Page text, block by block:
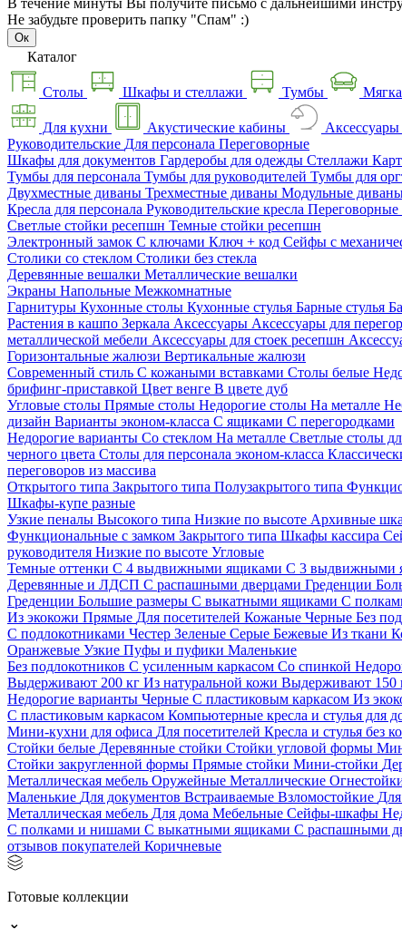
В течение минуты Вы получите письмо с дальнейшими
Не забудьте проверить папку "Спам" :)
Ок
Каталог
Столы Шкафы и стеллажи Тумбы
Для кухни Акустические кабины Аксессуары
Руководительские Для персонала Переговорные
Шкафы для документов Гардеробы для одежды Стеллажи
Тумбы для персонала Тумбы для руководителей Тумбы для
Двухместные диваны Трехместные диваны Модульные
Кресла для персонала Руководительские кресла Переговорные
Светлые стойки ресепшн Темные стойки ресепшн
Электронный замок С ключами Ключ + код Сейфы с
Столики со стеклом Столики без стекла
Деревянные вешалки Металлические вешалки
Экраны Напольные Межкомнатные
Гарнитуры Кухонные столы Кухонные стулья Барные стулья
Растения в кашпо Зеркала Аксессуары Аксессуары для
металлической мебели Аксессуары для стоек ресепшн
Горизонтальные жалюзи Вертикальные жалюзи
Современный стиль С кожаными вставками Столы белые
брифинг-приставкой Цвет венге В цвете дуб
Угловые столы Прямые столы Недорогие столы На металле
дизайн Варианты эконом-класса С ящиками С перегородками
Недорогие варианты Со стеклом На металле Светлые столы
черного цвета Столы для персонала эконом-класса
переговоров из массива
Открытого типа Закрытого типа Полузакрытого типа
Шкафы-купе разные
Узкие пеналы Высокого типа Низкие по высоте Архивные
Функциональные с замком Закрытого типа Шкафы кассира
руководителя Низкие по высоте Угловые
Темные оттенки С 4 выдвижными ящиками С 3 выдвижными
Деревянные и ЛДСП С распашными дверцами Греденции
Греденции Большие размеры С выкатными ящиками С
Из экокожи Прямые Для посетителей Кожаные Черные Без
С подлокотниками Честер Зеленые Серые Бежевые Из ткани
Оранжевые Узкие Пуфы и пуфики Маленькие
Без подлокотников С усиленным каркасом Со спинкой
Выдерживают 200 кг Из натуральной кожи Выдерживают 150
Недорогие варианты Черные С пластиковым каркасом Из
С пластиковым каркасом Компьютерные кресла и стулья для
Мини-кухни для офиса Для посетителей Кресла и стулья без
Стойки белые Деревянные стойки Стойки угловой формы
Стойки закругленной формы Прямые стойки Мини-стойки
Металлическая мебель Оружейные Металлические
Маленькие Для документов Встраиваемые Взломостойкие
Металлическая мебель Для дома Мебельные Сейфы-шкафы
С полками и нишами С выкатными ящиками С распашными
отзывов покупателей Коричневые
Готовые коллекции